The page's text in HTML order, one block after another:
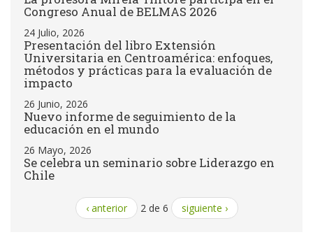
Congreso Anual de BELMAS 2026
24 Julio, 2026
Presentación del libro Extensión
Universitaria en Centroamérica: enfoques,
métodos y prácticas para la evaluación de
impacto
26 Junio, 2026
Nuevo informe de seguimiento de la
educación en el mundo
26 Mayo, 2026
Se celebra un seminario sobre Liderazgo en
Chile
‹ anterior 2 de 6 siguiente ›